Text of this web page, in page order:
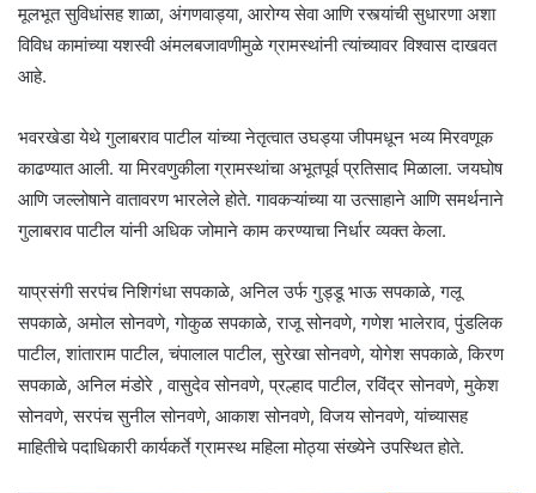
मूलभूत सुविधांसह शाळा, अंगणवाड्या, आरोग्य सेवा आणि रस्त्यांची सुधारणा अशा
विविध कामांच्या यशस्वी अंमलबजावणीमुळे ग्रामस्थांनी त्यांच्यावर विश्वास दाखवत
आहे.
भवरखेडा येथे गुलाबराव पाटील यांच्या नेतृत्वात उघड्या जीपमधून भव्य मिरवणूक
काढण्यात आली. या मिरवणुकीला ग्रामस्थांचा अभूतपूर्व प्रतिसाद मिळाला. जयघोष
आणि जल्लोषाने वातावरण भारलेले होते. गावकऱ्यांच्या या उत्साहाने आणि समर्थनाने
गुलाबराव पाटील यांनी अधिक जोमाने काम करण्याचा निर्धार व्यक्त केला.
याप्रसंगी सरपंच निशिगंधा सपकाळे, अनिल उर्फ गुड्डू भाऊ सपकाळे, गलू
सपकाळे, अमोल सोनवणे, गोकुळ सपकाळे, राजू सोनवणे, गणेश भालेराव, पुंडलिक
पाटील, शांताराम पाटील, चंपालाल पाटील, सुरेखा सोनवणे, योगेश सपकाळे, किरण
सपकाळे, अनिल मंडोरे , वासुदेव सोनवणे, प्रल्हाद पाटील, रविंद्र सोनवणे, मुकेश
सोनवणे, सरपंच सुनील सोनवणे, आकाश सोनवणे, विजय सोनवणे, यांच्यासह
माहितीचे पदाधिकारी कार्यकर्ते ग्रामस्थ महिला मोठ्या संख्येने उपस्थित होते.